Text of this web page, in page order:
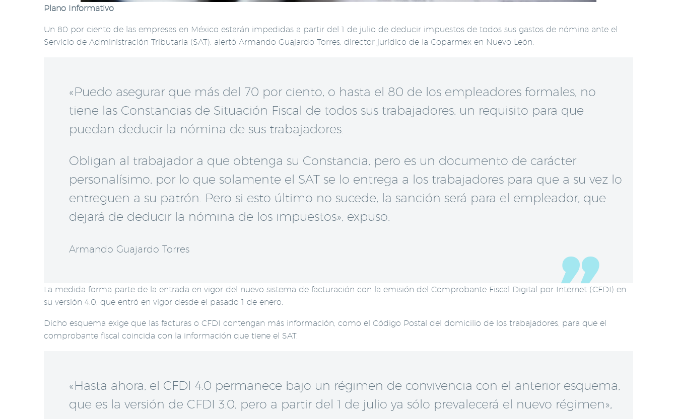
Plano Informativo
Un 80 por ciento de las empresas en México estarán impedidas a partir del 1 de julio de deducir impuestos de todos sus gastos de nómina ante el
Servicio de Administración Tributaria (SAT), alertó Armando Guajardo Torres, director jurídico de la Coparmex en Nuevo León.
«Puedo asegurar que más del 70 por ciento, o hasta el 80 de los empleadores formales, no
tiene las Constancias de Situación Fiscal de todos sus trabajadores, un requisito para que
puedan deducir la nómina de sus trabajadores.
Obligan al trabajador a que obtenga su Constancia, pero es un documento de carácter
personalísimo, por lo que solamente el SAT se lo entrega a los trabajadores para que a su vez lo
entreguen a su patrón. Pero si esto último no sucede, la sanción será para el empleador, que
dejará de deducir la nómina de los impuestos», expuso.
Armando Guajardo Torres
La medida forma parte de la entrada en vigor del nuevo sistema de facturación con la emisión del Comprobante Fiscal Digital por Internet (CFDI) en
su versión 4.0, que entró en vigor desde el pasado 1 de enero.
Dicho esquema exige que las facturas o CFDI contengan más información, como el Código Postal del domicilio de los trabajadores, para que el
comprobante fiscal coincida con la información que tiene el SAT.
«Hasta ahora, el CFDI 4.0 permanece bajo un régimen de convivencia con el anterior esquema,
que es la versión de CFDI 3.0, pero a partir del 1 de julio ya sólo prevalecerá el nuevo régimen»,